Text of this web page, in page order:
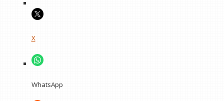
X
WhatsApp